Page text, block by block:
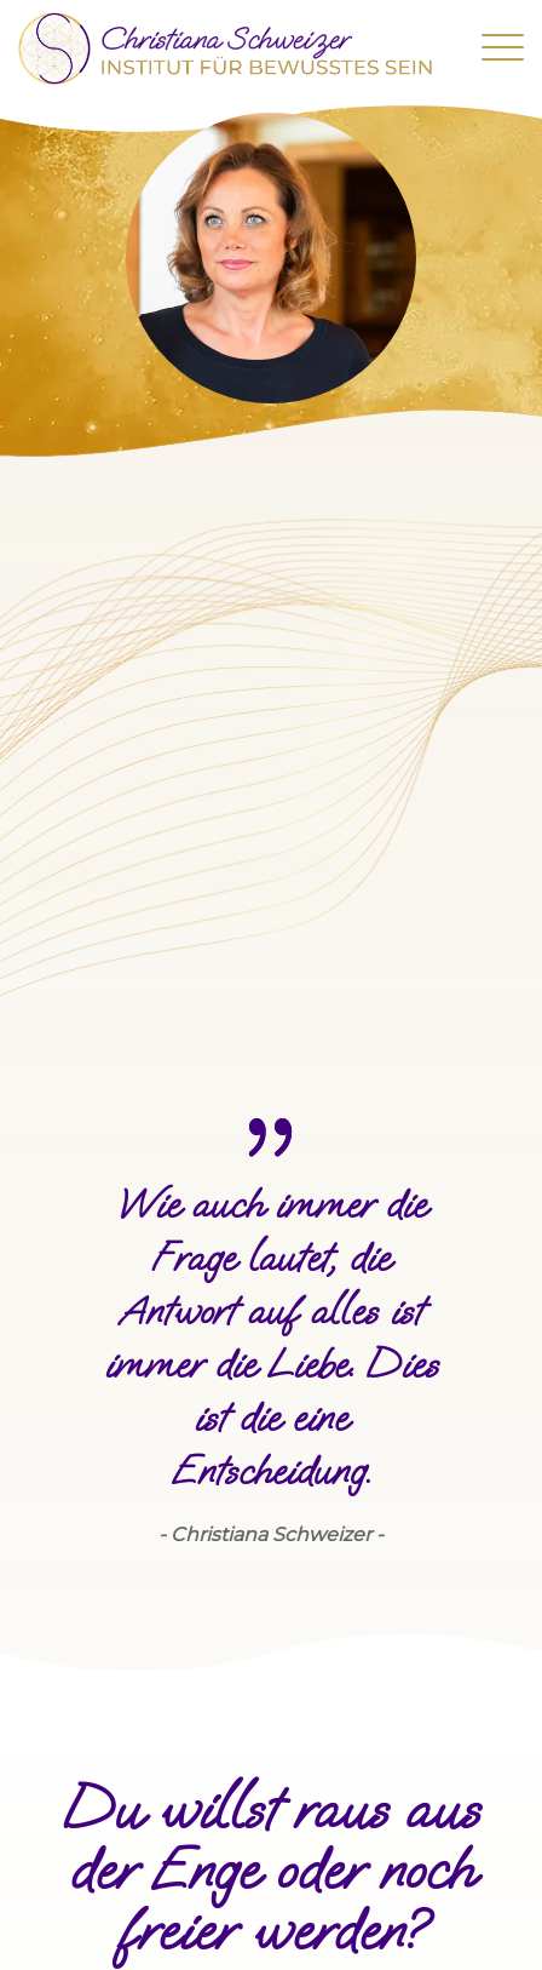
Wie auch immer die
Frage lautet, die
Antwort auf alles ist
immer die Liebe. Dies
ist die eine
Entscheidung.
- Christiana Schweizer -
Du willst raus aus
der Enge oder noch
freier werden?